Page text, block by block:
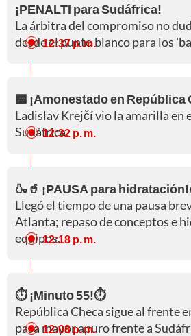
¡PENALTI para Sudáfrica!
La árbitra del compromiso no
desde el punto blanco para los
12:37 p. m.
🟨 ¡Amonestado en República
Ladislav Krejčí vio la amarilla en
Sudáfrica.12:32 p. m.
🍶🥤 ¡PAUSA para
Llegó el tiempo de una pausa
Atlanta; repaso de conceptos e
equipos.12:18 p. m.
⏱️ ¡Minuto 55!⏱️
República Checa sigue al frente
pasa mayor apuro frente a
12:08 p. m.